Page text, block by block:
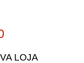
LOJA